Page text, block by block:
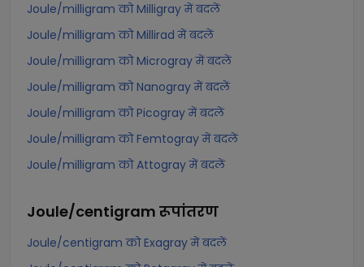
Joule/milligram को Milligray में बदलें
Joule/milligram को Millirad में बदलें
Joule/milligram को Microgray में बदलें
Joule/milligram को Nanogray में बदलें
Joule/milligram को Picogray में बदलें
Joule/milligram को Femtogray में बदलें
Joule/milligram को Attogray में बदलें
Joule/centigram रूपांतरण
Joule/centigram को Exagray में बदलें